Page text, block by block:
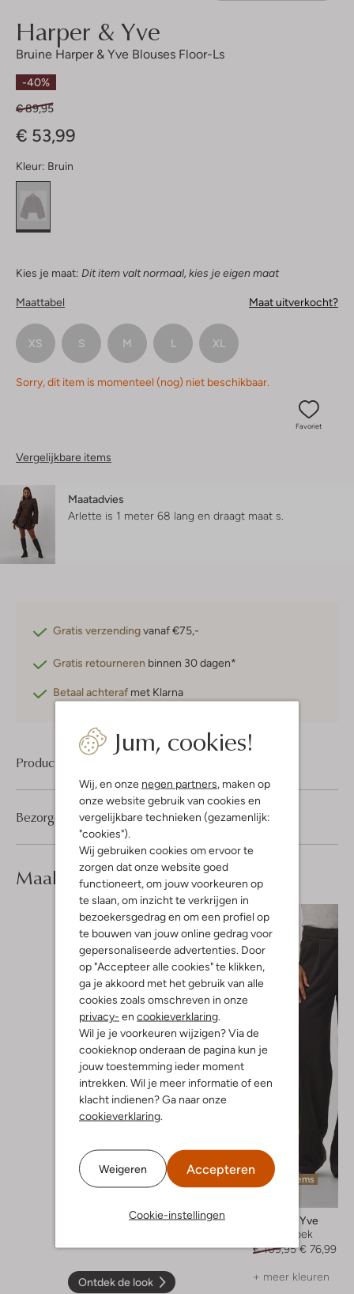
Jum, cookies!
Wij, en onze negen partners, maken op
onze website gebruik van cookies en
vergelijkbare technieken (gezamenlijk:
"cookies").
Wij gebruiken cookies om ervoor te
zorgen dat onze website goed
functioneert, om jouw voorkeuren op
te slaan, om inzicht te verkrijgen in
bezoekersgedrag en om een profiel op
te bouwen van jouw online gedrag voor
gepersonaliseerde advertenties. Door
op "Accepteer alle cookies" te klikken,
ga je akkoord met het gebruik van alle
cookies zoals omschreven in onze
privacy- en cookieverklaring.
Wil je je voorkeuren wijzigen? Via de
cookieknop onderaan de pagina kun je
jouw toestemming ieder moment
intrekken. Wil je meer informatie of een
klacht indienen? Ga naar onze
cookieverklaring.
Weigeren Accepteren
Cookie-instellingen
Harper & Yve
Bruine Harper & Yve Blouses Floor-Ls
-40%
€ 89,95
€ 53,99
Kleur: Bruin
Kies je maat: Dit item valt normaal, kies je eigen maat
Maattabel Maat uitverkocht?
XS S M L XL
Sorry, dit item is momenteel (nog) niet beschikbaar.
Favoriet
Vergelijkbare items
Maatadvies
Arlette is 1 meter 68 lang en draagt maat s.
Gratis verzendingvanaf €75,-
Gratis retourneren binnen 30 dagen*
Betaal achteraf met Klarna
Product informatie
Bezorgen & retourneren
Maak jelook compleet
Ontdek de look
Laatste items
Harper & Yve
Wijde broek
€ 109,95 € 76,99
+ meer kleuren